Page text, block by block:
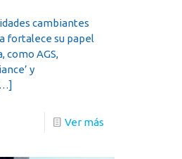
cambiantes
fortalece su papel
como AGS,
y
Ver más